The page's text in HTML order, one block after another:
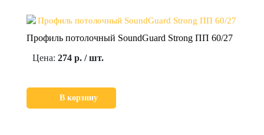
Профиль потолочный SoundGuard Strong ПП 60/27
Цена: 274 р. / шт.
В корзину